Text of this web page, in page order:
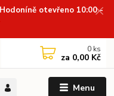
otevřeno 10:00 -
Menu
0 ks
za 0,00 Kč